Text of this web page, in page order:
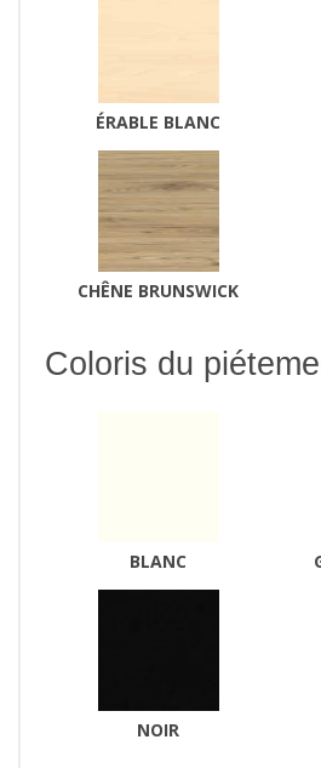
ÉRABLE BLANC
CHÊNE BRUNSWICK
Coloris du
BLANC
NOIR